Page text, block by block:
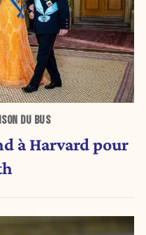
DU BUS
à Harvard pour